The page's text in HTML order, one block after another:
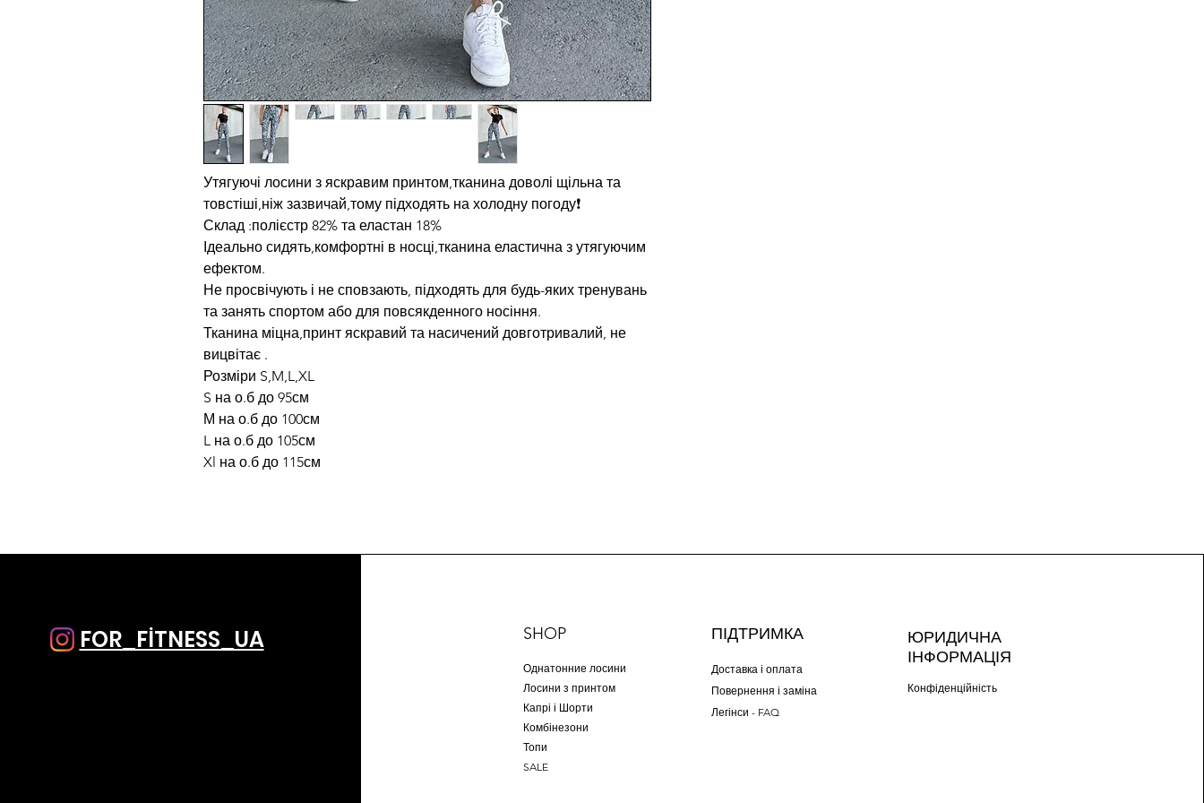
Утягуючі лосини з яскравим принтом,тканина доволі щільна та
товстіші,ніж зазвичай,тому підходять на холодну погоду❗️
Склад :полієстр 82% та еластан 18%
Ідеально сидять,комфортні в носці,тканина еластична з утягуючим
ефектом.
Не просвічують і не сповзають, підходять для будь-яких тренувань
та занять спортом або для повсякденного носіння.
Тканина міцна,принт яскравий та насичений довготривалий, не
вицвітає .
Розміри S,M,L,XL
S на о.б до 95см
М на о.б до 100см
L на о.б до 105см
Xl на о.б до 115см
FOR_FİTNESS_UA SHOP
Однатонние лосини
Лосини з принтом
Капрі і Шорти
Комбінезони
Топи
SALE
ПІДТРИМКА
Доставка і оплата
Повернення і заміна
Легінси - FAQ
ЮРИДИЧНА
ІНФОРМАЦІЯ
Конфіденційність